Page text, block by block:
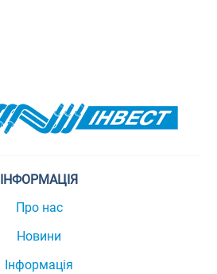
ІНФОРМАЦІЯ
Про нас
Новини
Інформація